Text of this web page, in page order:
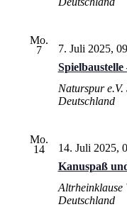
Mo.
7
7. Juli 2025,
Naturspur e.V.
Deutschland
Mo.
14
Kanuspaß
14. Juli 2025,
Altrheinklause
Deutschland